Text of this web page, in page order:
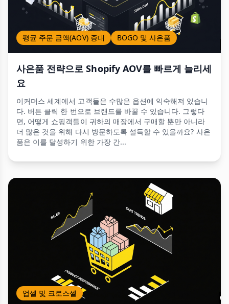
평균 주문 금액(AOV) 증대 BOGO 및 사은품
사은품 전략으로 Shopify AOV를 빠르게 늘리세
요
이커머스 세계에서 고객들은 수많은 옵션에 익숙해져 있습니
다. 버튼 클릭 한 번으로 브랜드를 바꿀 수 있습니다. 그렇다
면, 어떻게 쇼핑객들이 귀하의 매장에서 구매할 뿐만 아니라
더 많은 것을 위해 다시 방문하도록 설득할 수 있을까요? 사은
품은 이를 달성하기 위한 가장 간...
업셀 및 크로스셀